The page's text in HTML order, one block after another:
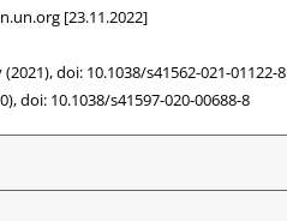
[23.11.2022]
doi: 10.1038/s41562-021-01122-8
doi: 10.1038/s41597-020-00688-8